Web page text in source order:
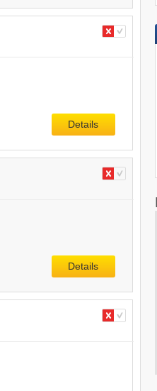
Details
Details